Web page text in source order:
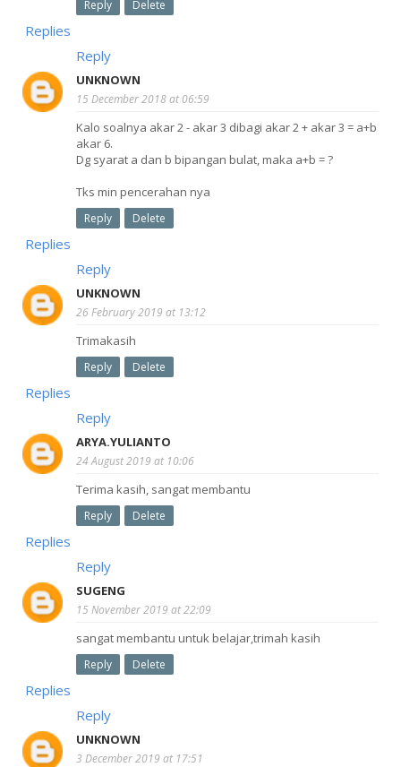
Reply Delete
Replies
Reply
UNKNOWN
15 December 2018 at 06:59
Kalo soalnya akar 2 - akar 3 dibagi akar 2 + akar 3 = a+b
akar 6.
Dg syarat a dan b bipangan bulat, maka a+b = ?
Tks min pencerahan nya
Reply Delete
Replies
Reply
UNKNOWN
26 February 2019 at 13:12
Trimakasih
Reply Delete
Replies
Reply
ARYA.YULIANTO
24 August 2019 at 10:06
Terima kasih, sangat membantu
Reply Delete
Replies
Reply
SUGENG
15 November 2019 at 22:09
sangat membantu untuk belajar,trimah kasih
Reply Delete
Replies
Reply
UNKNOWN
3 December 2019 at 17:51